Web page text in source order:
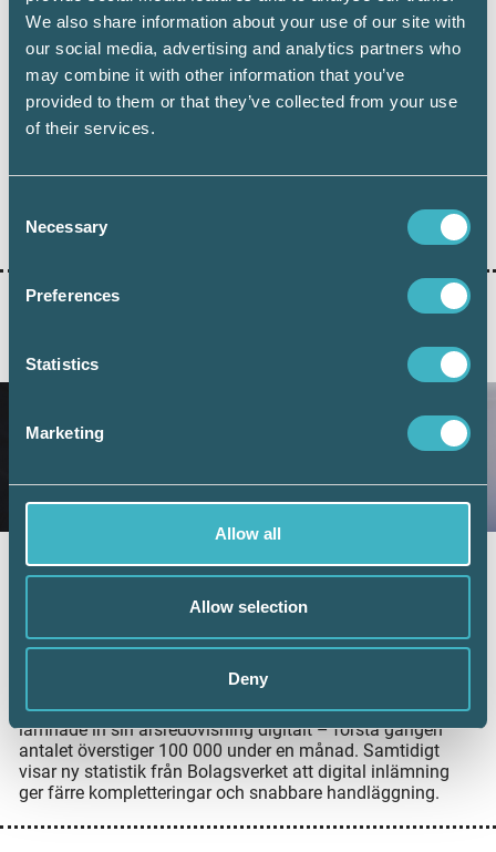
We also share information about your use of our site with
our social media, advertising and analytics partners who
may combine it with other information that you’ve
provided to them or that they’ve collected from your use
of their services.
Selection
Necessary
Preferences
Statistics
Marketing
Allow all
Allow selection
Deny
ihåg: ingen kan göra allt men alla kan göra
något.
Dela:
Fler företag väljer digital årsredovisning –
6 juli 2026
Digital inlämning av årsredovisningar fortsätter att öka.
Under juni 2026 sattes ett nytt rekord när 101 126 företag
lämnade in sin årsredovisning digitalt – första gången
antalet överstiger 100 000 under en månad. Samtidigt
visar ny statistik från Bolagsverket att digital inlämning
ger färre kompletteringar och snabbare handläggning.